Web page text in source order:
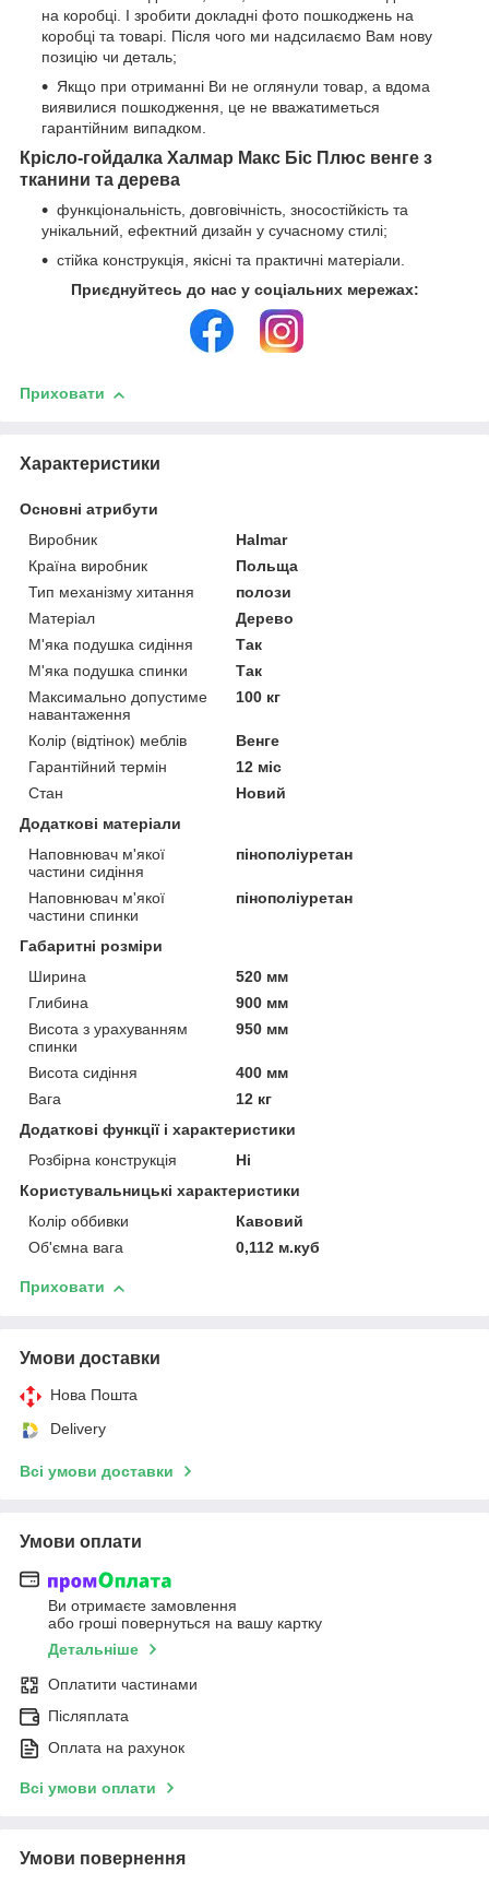
на коробці. І зробити докладні фото пошкоджень на
коробці та товарі. Після чого ми надсилаємо Вам нову
позицію чи деталь;
Якщо при отриманні Ви не оглянули товар, а вдома
виявилися пошкодження, це не вважатиметься
гарантійним випадком.
Крісло-гойдалка Халмар Макс Біс Плюс венге з
тканини та дерева
функціональність, довговічність, зносостійкість та
унікальний, ефектний дизайн у сучасному стилі;
стійка конструкція, якісні та практичні матеріали.
Приєднуйтесь до нас у соціальних мережах:
Приховати
Характеристики
Основні атрибути
Виробник
Halmar
Країна виробник
Польща
Тип механізму хитання
полози
Матеріал
Дерево
М'яка подушка сидіння
Так
М'яка подушка спинки
Так
Максимально допустиме
навантаження
100 кг
Колір (відтінок) меблів
Венге
Гарантійний термін
12 міс
Стан
Новий
Додаткові матеріали
Наповнювач м'якої
частини сидіння
пінополіуретан
Наповнювач м'якої
частини спинки
пінополіуретан
Габаритні розміри
Ширина
520 мм
Глибина
900 мм
Висота з урахуванням
спинки
950 мм
Висота сидіння
400 мм
Вага
12 кг
Додаткові функції і характеристики
Розбірна конструкція
Ні
Користувальницькі характеристики
Колір оббивки
Кавовий
Об'ємна вага
0,112 м.куб
Приховати
Умови доставки
Нова Пошта
Delivery
Всі умови доставки
Умови оплати
Ви отримаєте замовлення
або гроші повернуться на вашу картку
Детальніше
Оплатити частинами
Післяплата
Оплата на рахунок
Всі умови оплати
Умови повернення